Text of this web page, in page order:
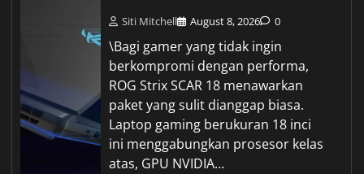
Siti Mitchell August 8, 2026 0
\Bagi gamer yang tidak ingin
berkompromi dengan performa,
ROG Strix SCAR 18 menawarkan
paket yang sulit dianggap biasa.
Laptop gaming berukuran 18 inci
ini menggabungkan prosesor kelas
atas, GPU NVIDIA…